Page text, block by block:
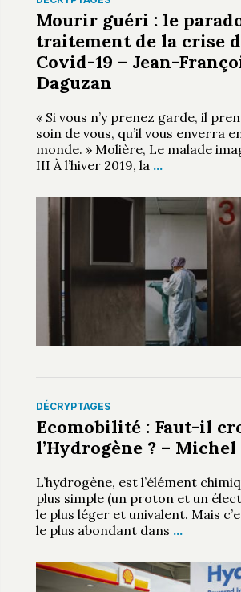
Mourir guéri : le
traitement de la crise
Covid-19 – Jean-
Daguzan
« Si vous n’y prenez garde, il
soin de vous, qu’il vous enverra
monde. » Molière, Le malade
III À l’hiver 2019, la …
DÉCRYPTAGES
Ecomobilité : Faut-il
l’Hydrogène ? –
L’hydrogène, est l’élément
plus simple (un proton et un
le plus léger et univalent. Mais
le plus abondant dans …